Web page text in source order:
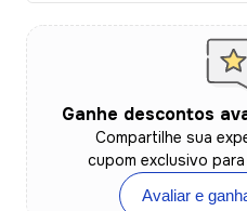
Ganhe descontos
Compartilhe sua
cupom exclusivo
Avaliar e